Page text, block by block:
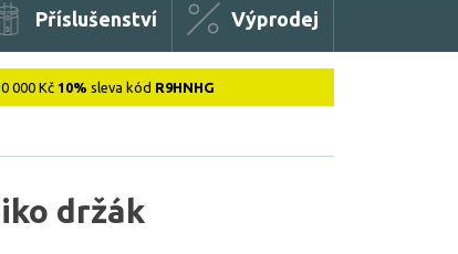
Příslušenství Výprodej
000 Kč 10% sleva kód R9HNHG
držák